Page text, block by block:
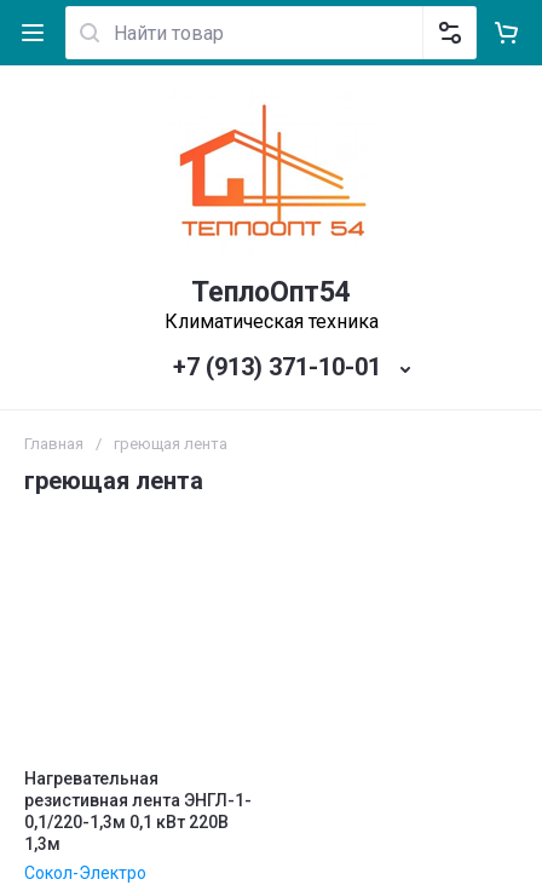
ТеплоОпт54
Климатическая техника
+7 (913) 371-10-01
Главная / греющая лента
греющая лента
Нагревательная
резистивная лента ЭНГЛ-1-
0,1/220-1,3м 0,1 кВт 220В
1,3м
Сокол-Электро